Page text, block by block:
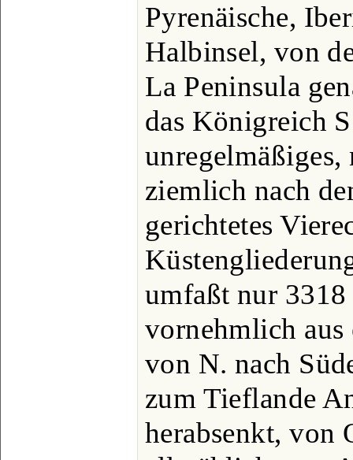
Pyrenäische,
Halbinsel, von
La Peninsula
das Königreich
ziemlich nach
gerichtetes
umfaßt nur
vornehmlich aus
von N. nach
zum Tieflande
herabsenkt, von